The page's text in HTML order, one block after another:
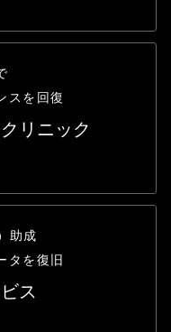
スを回復
クリニック
助成
タを復旧
ス